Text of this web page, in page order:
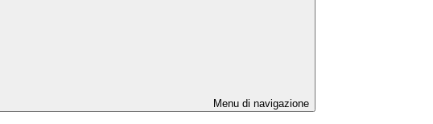
Menu di navigazione